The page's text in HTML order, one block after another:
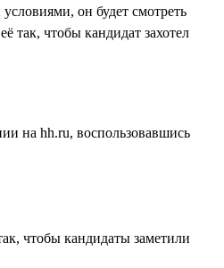
он будет смотреть
так, чтобы кандидат захотел
на hh.ru, воспользовавшись
чтобы кандидаты заметили